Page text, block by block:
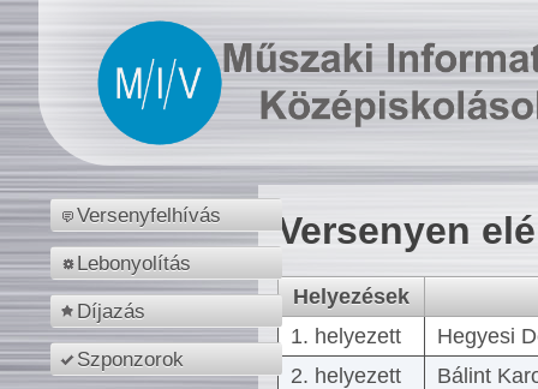
Versenyfelhívás
Lebonyolítás
Díjazás
Szponzorok
Versenyen
Helyezések
1. helyezett
Hegyesi
2. helyezett
Bálint